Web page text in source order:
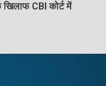
CBI कोर्ट में